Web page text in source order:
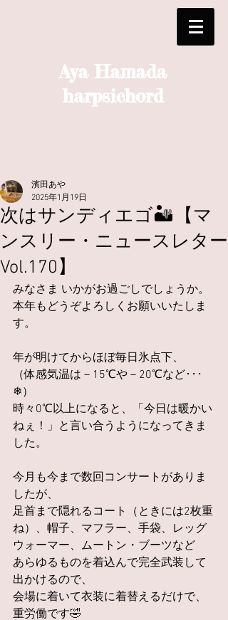
Aya Hamada
harpsichord
次はサンディエゴ🏜【マ
ンスリー・ニュースレター
Vol.170】
濱田あや
2025年1月19日
みなさま いかがお過ごしでしょうか。
本年もどうぞよろしくお願いいたしま
す。
年が明けてからほぼ毎日氷点下、
（体感気温は－15℃や－20℃など･･･
❄）
時々0℃以上になると、「今日は暖かい
ねぇ！」と言い合うようになってきま
した。
今月も今まで数回コンサートがありま
したが、
足首まで隠れるコート（ときには2枚重
ね）、帽子、マフラー、手袋、レッグ
ウォーマー、ムートン・ブーツなど
あらゆるものを着込んで完全武装して
出かけるので、
会場に着いて衣装に着替えるだけで、
重労働です🤣